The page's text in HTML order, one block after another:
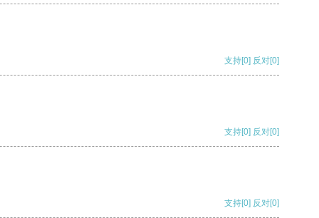
支持[0] 反对[0]
支持[0] 反对[0]
支持[0] 反对[0]